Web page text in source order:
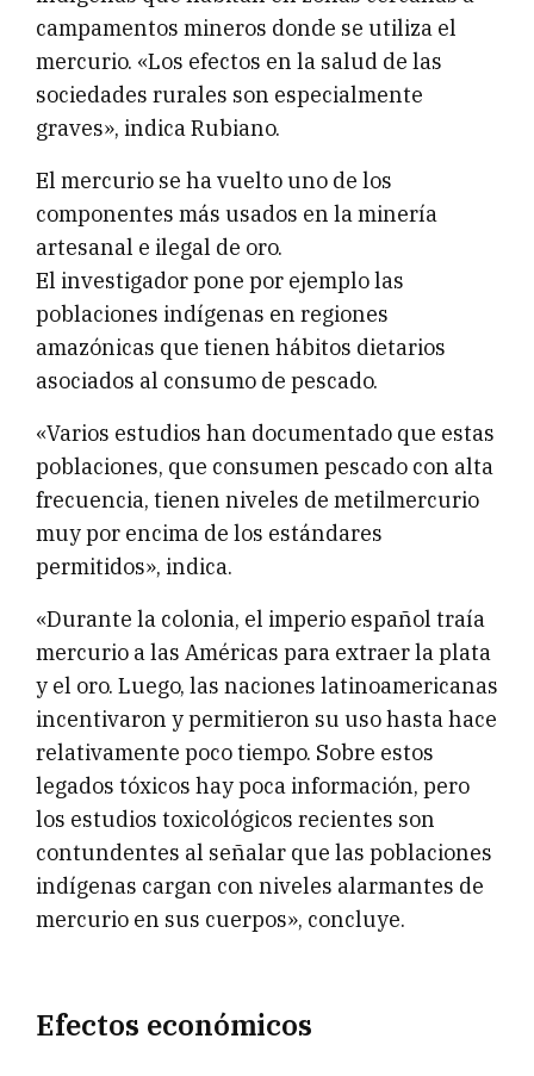
campamentos mineros donde se utiliza el
mercurio. «Los efectos en la salud de las
sociedades rurales son especialmente
graves», indica Rubiano.
El mercurio se ha vuelto uno de los
componentes más usados en la minería
artesanal e ilegal de oro.
El investigador pone por ejemplo las
poblaciones indígenas en regiones
amazónicas que tienen hábitos dietarios
asociados al consumo de pescado.
«Varios estudios han documentado que estas
poblaciones, que consumen pescado con alta
frecuencia, tienen niveles de metilmercurio
muy por encima de los estándares
permitidos», indica.
«Durante la colonia, el imperio español traía
mercurio a las Américas para extraer la plata
y el oro. Luego, las naciones latinoamericanas
incentivaron y permitieron su uso hasta hace
relativamente poco tiempo. Sobre estos
legados tóxicos hay poca información, pero
los estudios toxicológicos recientes son
contundentes al señalar que las poblaciones
indígenas cargan con niveles alarmantes de
mercurio en sus cuerpos», concluye.
Efectos económicos